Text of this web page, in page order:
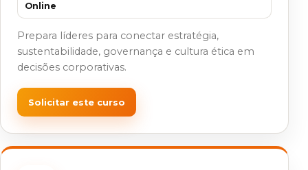
Online
Prepara líderes para conectar estratégia,
sustentabilidade, governança e cultura ética em
decisões corporativas.
Solicitar este curso